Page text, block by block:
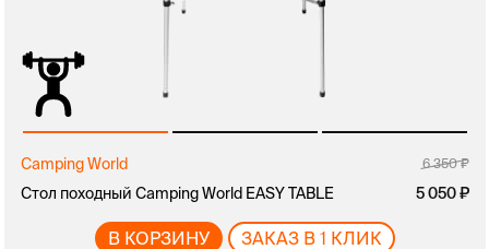
Camping World 6 350
Стол походный Camping World EASY TABLE 5 050
В КОРЗИНУ ЗАКАЗ В 1 КЛИК